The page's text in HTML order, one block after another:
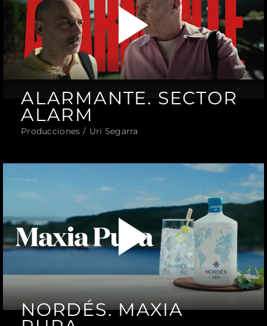
ALARMANTE. SECTOR
ALARM
Producciones Uri Segarra
NORDÉS. MAXIA